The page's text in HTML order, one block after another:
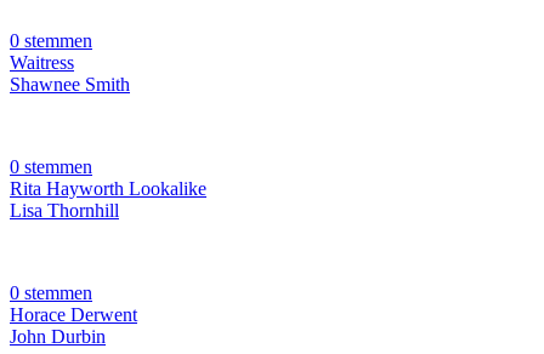
0 stemmen
Waitress
Shawnee Smith
0 stemmen
Rita Hayworth Lookalike
Lisa Thornhill
0 stemmen
Horace Derwent
John Durbin